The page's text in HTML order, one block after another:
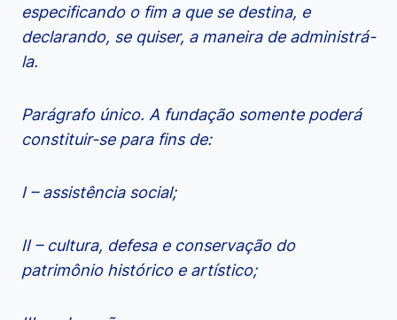
especificando o fim a que se destina, e
declarando, se quiser, a maneira de administrá-
la.
Parágrafo único. A fundação somente poderá
constituir-se para fins de:
I – assistência social;
II – cultura, defesa e conservação do
patrimônio histórico e artístico;